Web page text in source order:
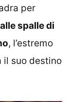
per
spalle di
, l’estremo
il suo destino